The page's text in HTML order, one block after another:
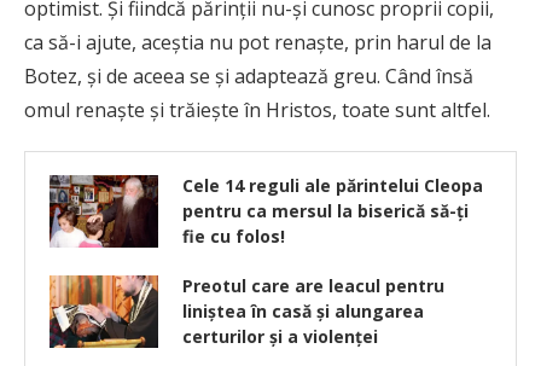
optimist. Şi fiindcă părinţii nu-şi cunosc proprii copii,
ca să-i ajute, aceştia nu pot renaşte, prin harul de la
Botez, şi de aceea se şi adaptează greu. Când însă
omul renaşte şi trăieşte în Hristos, toate sunt altfel.
Cele 14 reguli ale părintelui Cleopa
pentru ca mersul la biserică să-ți
fie cu folos!
Preotul care are leacul pentru
liniştea în casă şi alungarea
certurilor şi a violenţei